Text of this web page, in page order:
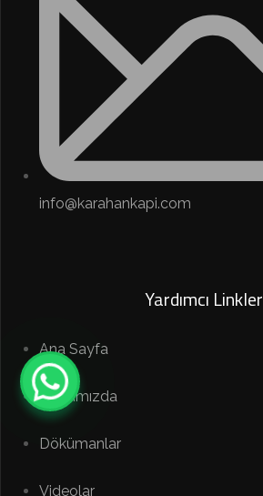
info@karahankapi.com
Yardımcı Linkler
Ana Sayfa
Hakkımızda
Dökümanlar
Videolar